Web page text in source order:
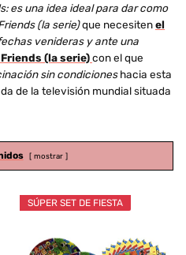
es una idea ideal para dar como
(la serie)que necesitenel
venideras y ante una
(la serie)con el que
sin condicioneshacia esta
de la televisión mundial situada
mostrar
SÚPER SET DE FIESTA